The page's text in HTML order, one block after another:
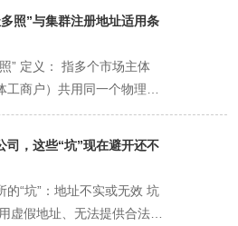
局的审核人员会对材料的完
进行审核。在材料齐全、符
情况下，通常可在1个工作
。 结果获取： 审核通过
、使用。电子执照与纸质执
都区政务服务中心窗口，领
、副本。 邮寄送达： 申请
是耗时较长的环节。 税务报
税务机关办理税务登记，核
。此流程可在线完成。 如有
政许可： 若经营范围涉及前
（如餐饮、医疗），需在开
许可证。 总结时间线： 理
线上提交到领取执照，1个
到筹备和后续事宜： 从股
东的权利与义务： 明确分
权比例（可约定同股不同
条 股权转让： （关键条
股东向股东以外的人转让股
条 股东会职权与议事规
例（如一般事项过半数，重
二以上）。 第廿二条 利润
统会明确告知驳回原因
司”重名、字号不规范
怎么办？ 策略： 准备3-5个
的字组合、增加字号字数
字号）或变换行业表述。 问
准后，可以修改或转让吗？
书》一经出具，名称申请人
如秘书公司）提供的、可供
注册的地址。主要适用于无
所的电子商务、软件开发、
代服务业。 所需证明： 与
的《地址托管协议》及其资
经营场所（仅限个体工商
于仅通过互联网开展经营
，可以其网店网址作为经营
。 所需证明： 从电商平台
一并选上。例如，一家“软件
以同时勾选“信息技术咨询
机软硬件及辅助设备零
术服务”等。 关键技巧：区
营项目”。 一般经营项目：
、“销售”等绝大多数项目。 许
需取得相关主管部门的批准
投资人需以其个人的其他财
风险。 二、主体资格与商业
： 法律实体独立于股东，
含“有限责任公司”或“有限公
业合作中，形式更为正规，
客户和合作伙伴的信任。 个
法律上被视为投资人的延
能使用“公司”字样，通常称
制造、展示体验全产业链。
居制造企业、智能硬件开发
公司、电商直播企业等。 特
“中国西部家居博览城”等展
线下融合紧密。 新都物流园
公路港）： 产业定位： 现
链管理、电商仓储。 目标企
流公司、电商企业区域分拨
金融企业等。 特色优势：
陷入瘫痪。 股权与贡献不匹
额或血缘关系分配股权，未
： 未约定家族成员因婚变、
购），极易引发剧烈冲突。
于各种原因，由一名家族成
员股权，这种不透明的安排
律风险和信任风险。 二、稳
照”与集群注册地址适用条
” 定义： 指多个市场主体
工商户）共用同一个物理地
地址。 适用条件： 地址具
该地址（通常为大型办公
众创空间）本身有足够面
司，这些“坑”现在避开还不
的“坑”：地址不实或无效 坑
虚假地址、无法提供合法产